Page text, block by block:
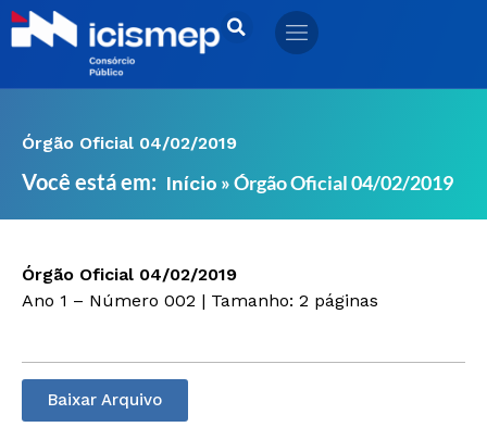
Ir
para
Órgão Oficial 04/02/2019
Você está em: Início »Órgão Oficial 04/02/2019
Órgão Oficial 04/02/2019
Ano 1 – Número 002 | Tamanho: 2 páginas
Baixar Arquivo